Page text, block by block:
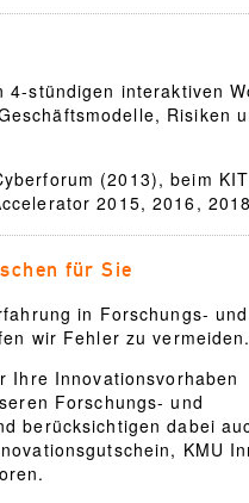
4-stündigen interaktiven
Risiken
(2013), beim
2015, 2016,
für Sie
in Forschungs- und
wir Fehler zu
Ihre Innovationsvorhaben
Forschungs- und
berücksichtigen dabei
KMU